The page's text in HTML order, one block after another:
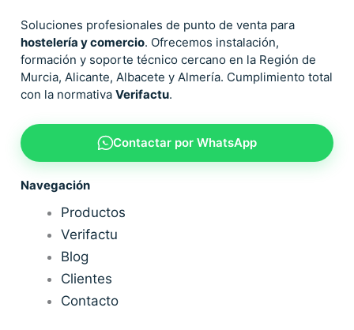
Soluciones profesionales de punto de venta para
hostelería y comercio. Ofrecemos instalación,
formación y soporte técnico cercano en la Región de
Murcia, Alicante, Albacete y Almería. Cumplimiento total
con la normativa Verifactu.
Contactar por WhatsApp
Navegación
Productos
Verifactu
Blog
Clientes
Contacto